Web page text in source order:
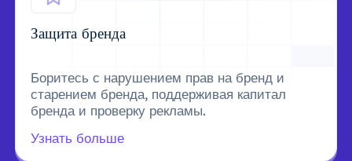
Защита бренда
Боритесь с нарушением прав на бренд и
старением бренда, поддерживая капитал
бренда и проверку рекламы.
Узнать больше